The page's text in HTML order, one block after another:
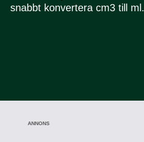
snabbt konvertera cm3 till ml.
ANNONS